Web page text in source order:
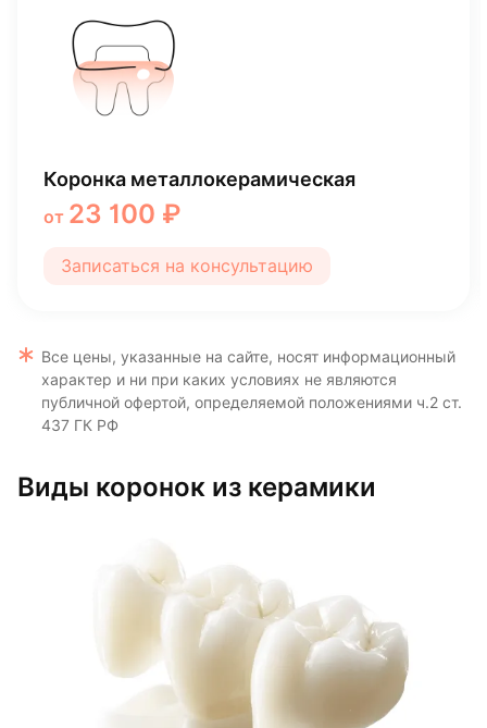
Установка коронки
от 3 700 ₽
Записаться на консультацию
Все цены, указанные на сайте, носят информационный
характер и ни при каких условиях не являются
публичной офертой, определяемой положениями ч.2 ст.
437 ГК РФ
Виды коронок из керамики